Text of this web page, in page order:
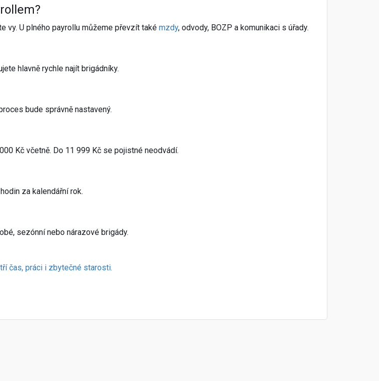
vy. U plného payrollu můžeme převzít také mzdy, odvody, BOZP a komunikaci s úřady.
hlavně rychle najít brigádníky.
bude správně nastavený.
Kč včetně. Do 11 999 Kč se pojistné neodvádí.
za kalendářní rok.
sezónní nebo nárazové brigády.
čas, práci i zbytečné starosti.